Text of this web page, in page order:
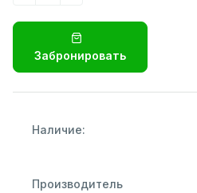
Забронировать
Наличие:
Производитель